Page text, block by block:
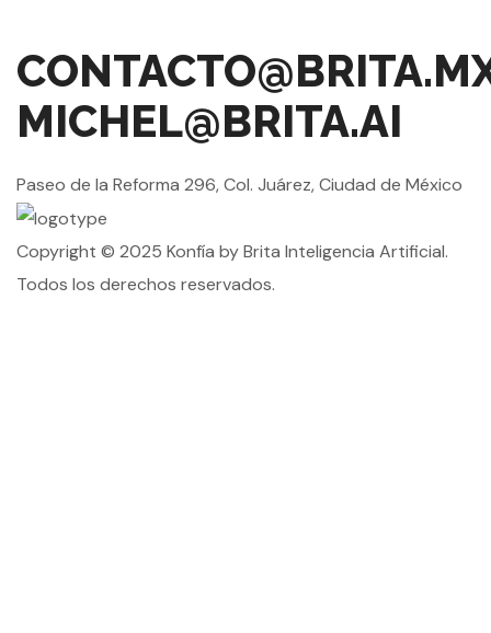
MICHEL@BRITA.AI
Paseo de la Reforma 296, Col. Juárez, Ciudad de México
Copyright © 2025 Konfía by Brita Inteligencia Artificial.
Todos los derechos reservados.